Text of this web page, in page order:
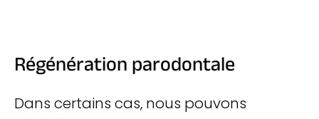
Régénération parodontale
Dans certains cas, nous pouvons